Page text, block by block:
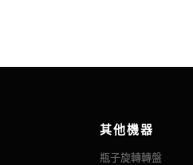
其他機器
瓶子旋轉轉盤